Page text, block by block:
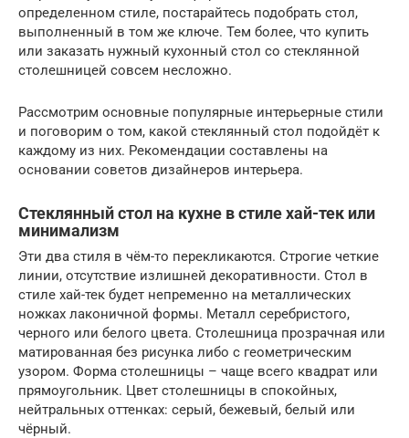
определенном стиле, постарайтесь подобрать стол,
выполненный в том же ключе. Тем более, что купить
или заказать нужный кухонный стол со стеклянной
столешницей совсем несложно.
Рассмотрим основные популярные интерьерные стили
и поговорим о том, какой стеклянный стол подойдёт к
каждому из них. Рекомендации составлены на
основании советов дизайнеров интерьера.
Стеклянный стол на кухне в стиле хай-тек или
минимализм
Эти два стиля в чём-то перекликаются. Строгие четкие
линии, отсутствие излишней декоративности. Стол в
стиле хай-тек будет непременно на металлических
ножках лаконичной формы. Металл серебристого,
черного или белого цвета. Столешница прозрачная или
матированная без рисунка либо с геометрическим
узором. Форма столешницы – чаще всего квадрат или
прямоугольник. Цвет столешницы в спокойных,
нейтральных оттенках: серый, бежевый, белый или
чёрный.